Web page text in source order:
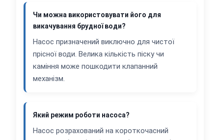
Чи можна використовувати його для
викачування брудної води?
Насос призначений виключно для чистої
прісної води. Велика кількість піску чи
каміння може пошкодити клапанний
механізм.
Який режим роботи насоса?
Насос розрахований на короткочасний